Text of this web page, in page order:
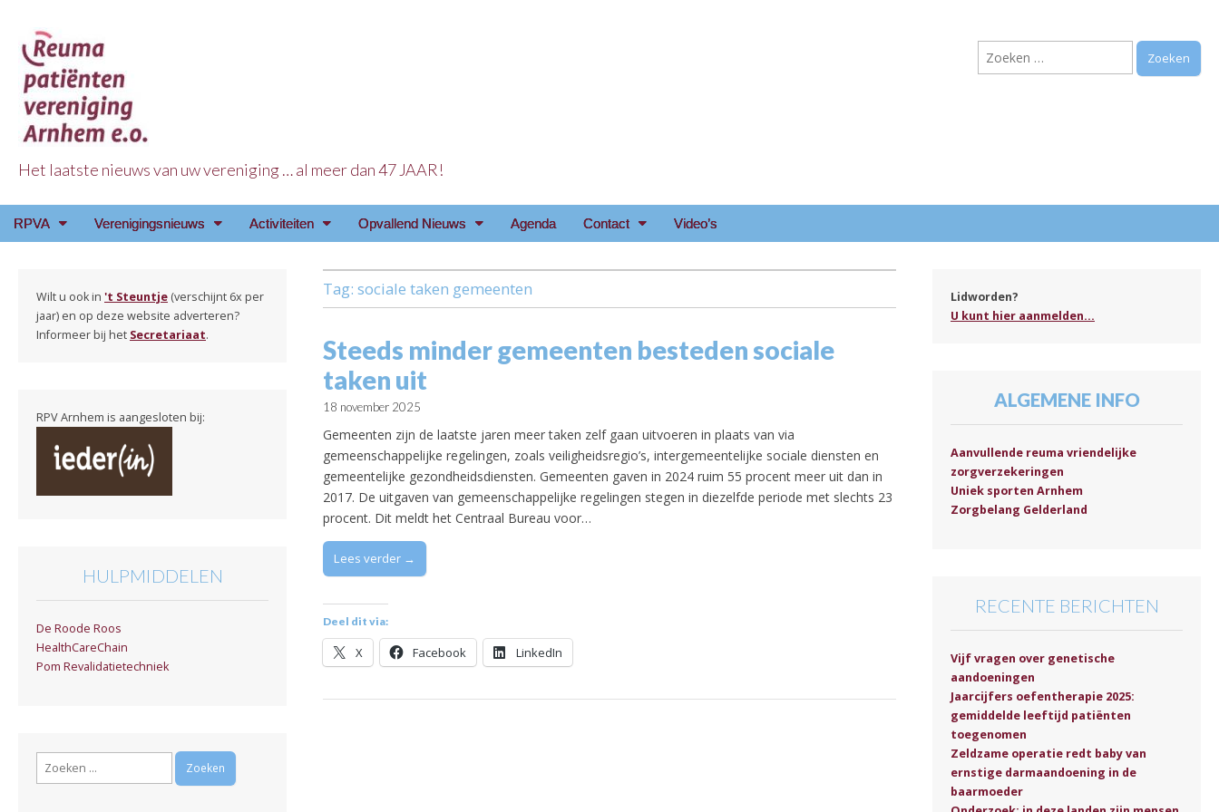
Reuma Patienten Vereniging Arnhem e.o.
Het laatste nieuws van uw vereniging … al meer dan 47 JAAR!
Zoeken
naar:
Main
Skip
RPVA Verenigingsnieuws Activiteiten Opvallend Nieuws Agenda Contact Video’s
Tag: sociale taken gemeenten
Steeds minder gemeenten besteden sociale
taken uit
18 november 2025
Gemeenten zijn de laatste jaren meer taken zelf gaan uitvoeren in plaats van via
gemeenschappelijke regelingen, zoals veiligheidsregio’s, intergemeentelijke sociale diensten en
gemeentelijke gezondheidsdiensten. Gemeenten gaven in 2024 ruim 55 procent meer uit dan in
2017. De uitgaven van gemeenschappelijke regelingen stegen in diezelfde periode met slechts 23
procent. Dit meldt het Centraal Bureau voor…
Lees verder →
Deel dit via:
X Facebook LinkedIn
Wilt u ook in 't Steuntje (verschijnt 6x per
jaar) en op deze website adverteren?
Informeer bij het Secretariaat.
RPV Arnhem is aangesloten bij:
HULPMIDDELEN
De Roode Roos
HealthCareChain
Pom Revalidatietechniek
Zoeken
Lidworden?
U kunt hier aanmelden...
ALGEMENE INFO
Aanvullende reuma vriendelijke
zorgverzekeringen
Uniek sporten Arnhem
Zorgbelang Gelderland
RECENTE BERICHTEN
Vijf vragen over genetische
aandoeningen
Jaarcijfers oefentherapie 2025:
gemiddelde leeftijd patiënten
toegenomen
Zeldzame operatie redt baby van
ernstige darmaandoening in de
baarmoeder